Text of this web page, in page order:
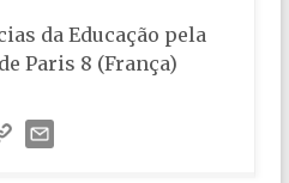
da Educação pela
Paris 8 (França)